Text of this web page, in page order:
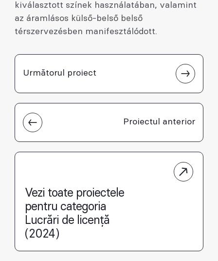
kiválasztott színek használatában, valamint
az áramlásos külső-belső belső
térszervezésben manifesztálódott.
Proiectul anterior
Următorul proiect
Vezi toate proiectele
pentru categoria
Lucrări de licență
(2024)